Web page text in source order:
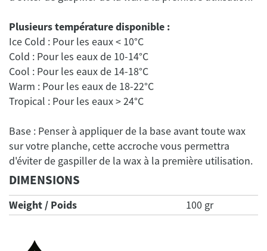
Plusieurs température disponible :
Ice Cold : Pour les eaux < 10°C
Cold : Pour les eaux de 10-14°C
Cool : Pour les eaux de 14-18°C
Warm : Pour les eaux de 18-22°C
Base : Penser à appliquer de la base avant toute wax
sur votre planche, cette accroche vous permettra
DIMENSIONS
Weight / Poids 100 gr